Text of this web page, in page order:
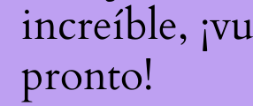
increíble,
pronto!